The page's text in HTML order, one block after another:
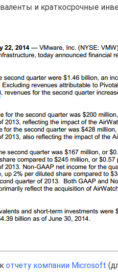
и краткосрочные
отчету компании Microsoft